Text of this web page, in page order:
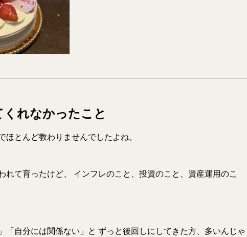
れなかったこと
ほとんど教わりませんでしたよね。
れて育ったけど、 インフレのこと、投資のこと、資産運用のこ
「自分には関係ない」と ずっと後回しにしてきた方、多いんじゃ